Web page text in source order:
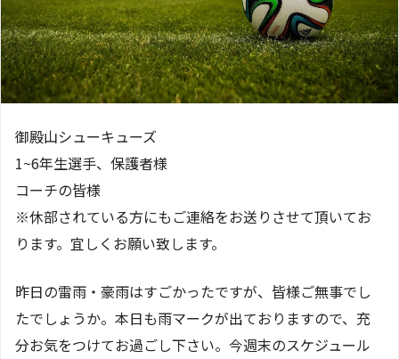
御殿山シューキューズ
1~6年生選手、保護者様
コーチの皆様
※休部されている方にもご連絡をお送りさせて頂いてお
ります。宜しくお願い致します。
昨日の雷雨・豪雨はすごかったですが、皆様ご無事でし
たでしょうか。本日も雨マークが出ておりますので、充
分お気をつけてお過ごし下さい。今週末のスケジュール